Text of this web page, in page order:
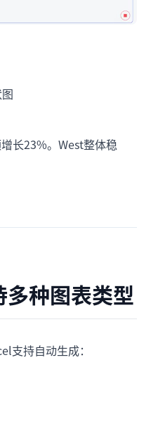
长23%。West整体稳
种图表类型
支持自动生成：